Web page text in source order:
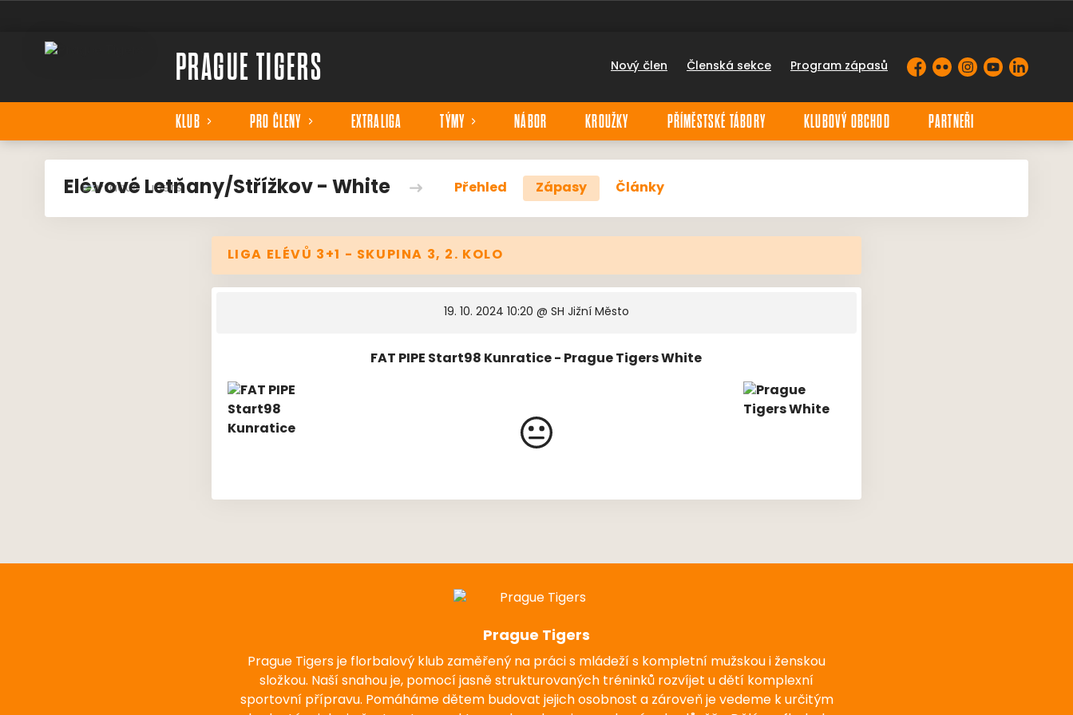
PRAGUE TIGERS Nový člen Členská sekce Program zápasů Facebook
FlickrInstagram
YouTubeLinkedIn
KLUB PRO ČLENY EXTRALIGA TÝMY NÁBOR KROUŽKY PŘÍMĚSTSKÉ TÁBORY KLUBOVÝ OBCHOD PARTNEŘI
Elévové Letňany/Střížkov - White Přehled Zápasy Články
LIGA ELÉVŮ 3+1 - SKUPINA 3, 2. KOLO
19. 10. 2024 10:20 @ SH Jižní Město
FAT PIPE Start98 Kunratice - Prague Tigers White
Prague Tigers
Prague Tigers je florbalový klub zaměřený na práci s mládeží s kompletní mužskou i ženskou
složkou. Naší snahou je, pomocí jasně strukturovaných tréninků rozvíjet u dětí komplexní
sportovní přípravu. Pomáháme dětem budovat jejich osobnost a zároveň je vedeme k určitým